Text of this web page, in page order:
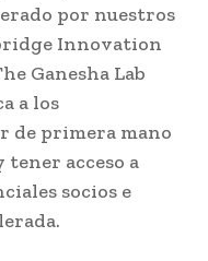
por nuestros
Innovation
Ganesha Lab
a los
de primera mano
tener acceso a
socios e